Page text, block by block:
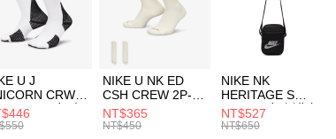
U J
CRW
-160 男女 中
FZ3393100
NIKE U NK ED
CSH CREW 2P-
144 EMBRDY 男
女 短統襪
NT$365
NT$450
NIKE NK
HERITAGE S
SMIT 男女 側背包
BA5871010
NT$527
NT$650